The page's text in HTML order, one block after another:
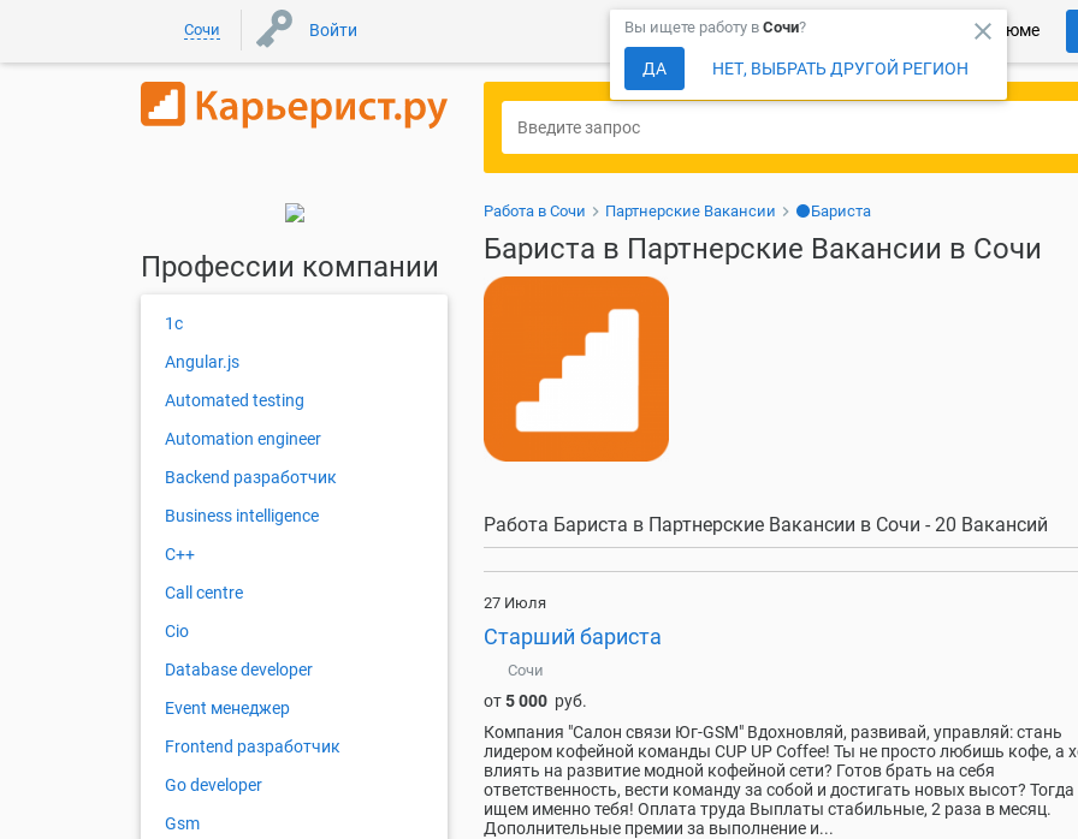
Сочи Войти Более 150 000 компаний ждут Ваше резюме
close
Вы ищете работу в Сочи?
ДА НЕТ, ВЫБРАТЬ ДРУГОЙ РЕГИОН
Работа в Сочи Партнерские Вакансии ⚫Бариста
Бариста в Партнерские Вакансии в Сочи
Работа Бариста в Партнерские Вакансии в Сочи - 20 Вакансий
27 Июля
Старший бариста
Сочи
от5 000 руб.
Компания "Салон связи Юг-GSM" Вдохновляй, развивай, управляй: стань
лидером кофейной команды CUP UP Coffee! Ты не просто любишь кофе, а
влиять на развитие модной кофейной сети? Готов брать на себя
ответственность, вести команду за собой и достигать новых высот?
ищем именно тебя! Оплата труда Выплаты стабильные, 2 раза в месяц.
Дополнительные премии за выполнение и...
Профессии компании
1с
Angular.js
Automated testing
Automation engineer
Backend разработчик
Business intelligence
C++
Call centre
Cio
Database developer
Event менеджер
Frontend разработчик
Go developer
Gsm